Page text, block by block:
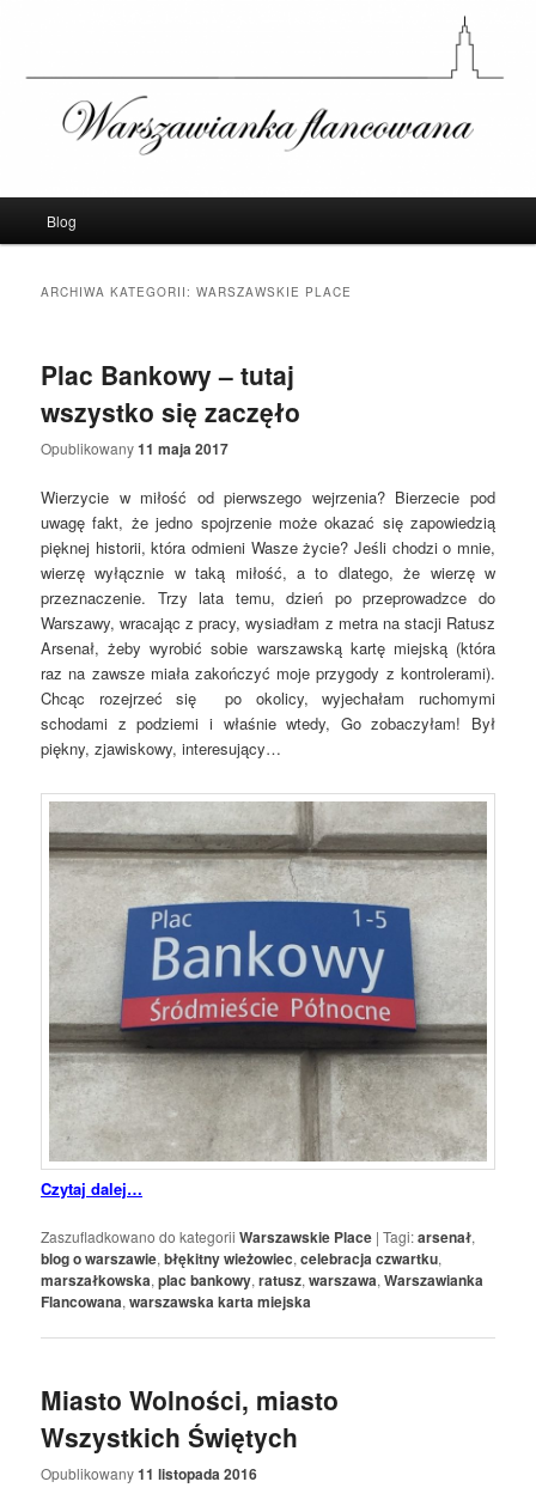
Warszawianka Flancowana – Blog o
Warszawie
główne
Przeskocz
Przeskocz
Blog
ARCHIWA KATEGORII:WARSZAWSKIE PLACE
Plac Bankowy – tutaj
wszystko się zaczęło
Opublikowany11 maja 2017
Wierzycie w miłość od pierwszego wejrzenia? Bierzecie pod
uwagę fakt, że jedno spojrzenie może okazać się zapowiedzią
pięknej historii, która odmieni Wasze życie? Jeśli chodzi o mnie,
wierzę wyłącznie w taką miłość, a to dlatego, że wierzę w
przeznaczenie. Trzy lata temu, dzień po przeprowadzce do
Warszawy, wracając z pracy, wysiadłam z metra na stacji Ratusz
Arsenał, żeby wyrobić sobie warszawską kartę miejską (która
raz na zawsze miała zakończyć moje przygody z kontrolerami).
Chcąc rozejrzeć się po okolicy, wyjechałam ruchomymi
schodami z podziemi i właśnie wtedy, Go zobaczyłam! Był
piękny, zjawiskowy, interesujący…
Czytaj dalej…
Zaszufladkowano do kategorii Warszawskie Place |Tagi:arsenał,
blog o warszawie,błękitny wieżowiec,celebracja czwartku,
marszałkowska,plac bankowy,ratusz,warszawa,Warszawianka
Flancowana,warszawska karta miejska
Miasto Wolności, miasto
Wszystkich Świętych
Opublikowany11 listopada 2016